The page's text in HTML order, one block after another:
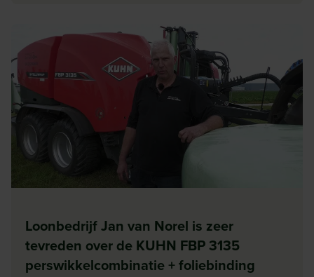
Loonbedrijf Jan van Norel is zeer
tevreden over de KUHN FBP 3135
perswikkelcombinatie + foliebinding